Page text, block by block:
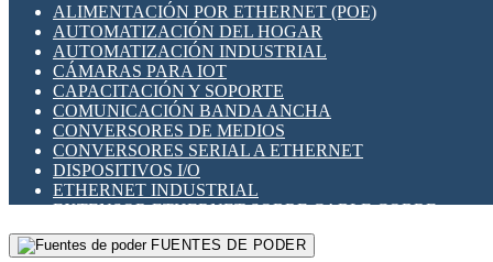
SENSORES INDUCTIVOS
TEMPORIZADORES
VARIACS
VARIADORES DE FRECUENCIA [VDF]
SECCIONADORES - INTERRUPTORES
MAQUINARIA
HERRAMIENTAS VARIAS
ILUMINACIÓN LED
INTERRUPTORES REED
INTERFACES DE RELÉ
OTROS RELÉS
PROTECCIÓN TÉRMICA
RELÉS AUTOMOTRICES
RELÉS DE SEÑAL
RELÉS DE ESTADO SÓLIDO SSR
RELÉS INDUSTRIALES
RELÉS MINIATURA DE POTENCIA
SENSORES MAGNÉTICOS
ALIMENTACIÓN POR ETHERNET (POE)
AUTOMATIZACIÓN DEL HOGAR
AUTOMATIZACIÓN INDUSTRIAL
CÁMARAS PARA IOT
CAPACITACIÓN Y SOPORTE
COMUNICACIÓN BANDA ANCHA
CONVERSORES DE MEDIOS
CONVERSORES SERIAL A ETHERNET
DISPOSITIVOS I/O
ETHERNET INDUSTRIAL
EXTENSOR ETHERNET SOBRE CABLE COBRE
GATEWAY LORAWAN
GESTIÓN DE REDESFUENTES DE PODER